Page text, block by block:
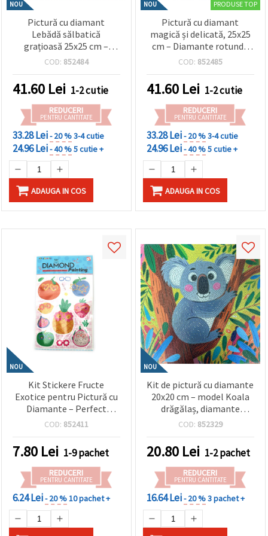
NOU
Pictură cu diamant
Lebădă sălbatică
grațioasă 25x25 cm –
Diamante rotunde
parțială cu ramă elegantă
– YY88
COD: 852484
41.60 Lei 1-2 cutie
REDUCERI
PENTRU CANTITATE
33.28 Lei- 20 %3-4 cutie
24.96 Lei- 40 %5 cutie +
ADAUGA IN COS
NOU PRODUSE TOP
Pictură cu diamant
magică și delicată, 25x25
cm – Diamante rotunde
strălucitoare, perforație
– YY106
COD: 852485
41.60 Lei 1-2 cutie
REDUCERI
PENTRU CANTITATE
33.28 Lei- 20 %3-4 cutie
24.96 Lei- 40 %5 cutie +
ADAUGA IN COS
NOU
Kit Stickere Fructe
Exotice pentru Pictură cu
Diamante – Perfect
pentru Copii, Crafturi de
Asortate (Mixte) SCC208
COD: 852411
7.80 Lei 1-9 pachet
REDUCERI
PENTRU CANTITATE
6.24 Lei- 20 %10 pachet +
NOU
Kit de pictură cu diamante
20x20 cm – model Koala
drăgălaș, diamante
rotunde, acoperire
COD: 852329
20.80 Lei 1-2 pachet
REDUCERI
PENTRU CANTITATE
16.64 Lei- 20 %3 pachet +